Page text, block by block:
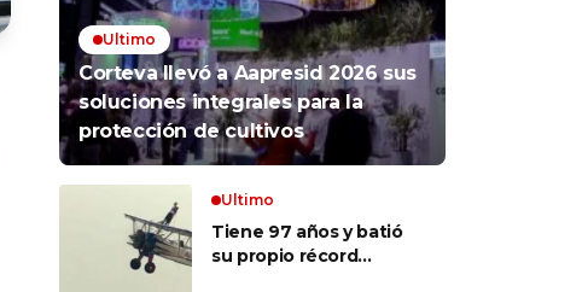
Ultimo
Corteva llevó a Aapresid 2026 sus
soluciones integrales para la
protección de cultivos
Ultimo
Tiene 97 años y batió
su propio récord